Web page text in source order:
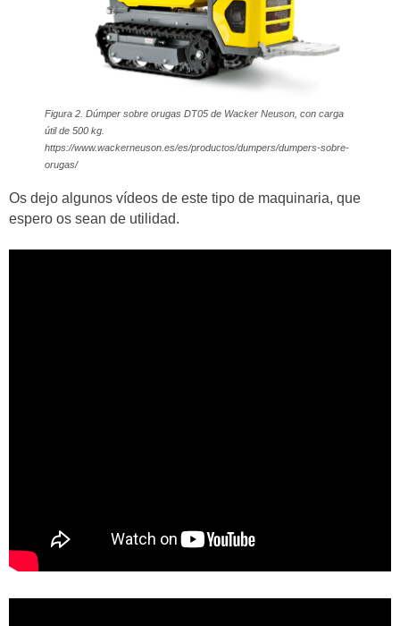
Figura 2. Dúmper sobre orugas DT05 de Wacker Neuson, con carga
útil de 500 kg.
https://www.wackerneuson.es/es/productos/dumpers/dumpers-sobre-
orugas/
Os dejo algunos vídeos de este tipo de maquinaria, que
espero os sean de utilidad.